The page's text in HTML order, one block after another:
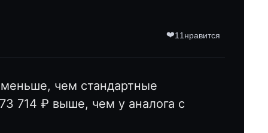
❤️11 нравится
чем стандартные
714 ₽ выше, чем у аналога с